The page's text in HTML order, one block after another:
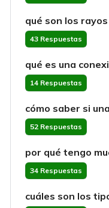
qué son los
43 Respuestas
qué es una
14 Respuestas
cómo saber si
52 Respuestas
por qué tengo
34 Respuestas
cuáles son los